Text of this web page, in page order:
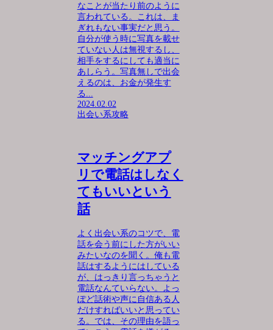
なことが当たり前のように
言われている。これは、ま
ぎれもない事実だと思う。
自分が使う時に写真を載せ
ていない人は無視するし、
相手をするにしても適当に
あしらう。写真無しで出会
えるのは、お金が発生す
る...
2024.02.02
出会い系攻略
マッチングアプ
リで電話はしなく
てもいいという
話
よく出会い系のコツで、電
話を会う前にした方がいい
みたいなのを聞く。俺も電
話はするようにはしている
が、はっきり言っちゃうと
電話なんていらない。よっ
ぽど話術や声に自信ある人
だけすればいいと思ってい
る。では、その理由を語っ